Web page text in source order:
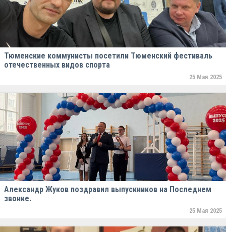
Тюменские коммунисты посетили Тюменский фестиваль
отечественных видов спорта
25 Мая 2025
Александр Жуков поздравил выпускников на Последнем
звонке.
25 Мая 2025